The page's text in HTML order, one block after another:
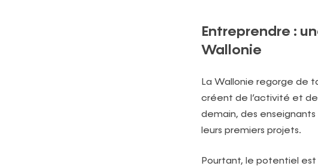
Entreprendre :
Wallonie
La Wallonie regorge de
créent de l’activité et de
demain, des
leurs premiers projets.
Pourtant, le potentiel est